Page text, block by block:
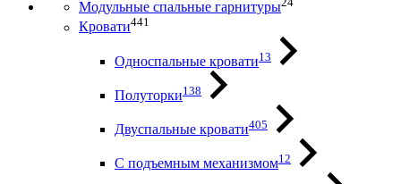
Модульные спальные гарнитуры
Кровати441
Односпальные кровати13
Полуторки138
Двуспальные кровати405
С подъемным механизмом12